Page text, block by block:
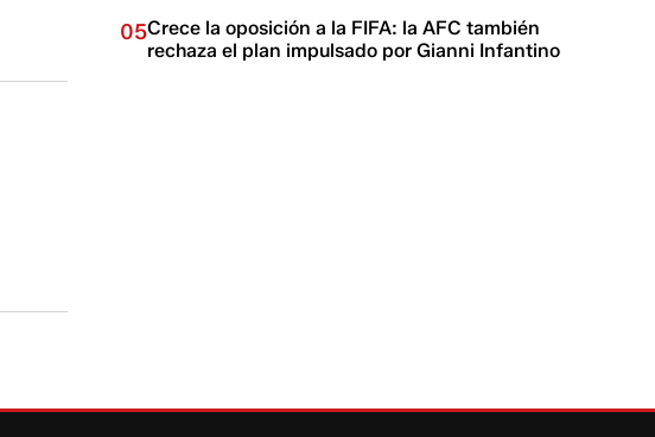
05Crece la oposición a la FIFA: la AFC también
rechaza el plan impulsado por Gianni Infantino